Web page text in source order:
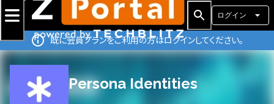
ログイン
既に会員プランをご利用の方はログインしてください。
Persona Identities